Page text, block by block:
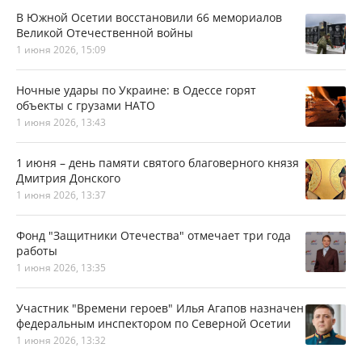
В Южной Осетии восстановили 66 мемориалов
Великой Отечественной войны
1 июня 2026, 15:09
Ночные удары по Украине: в Одессе горят
объекты с грузами НАТО
1 июня 2026, 13:43
1 июня – день памяти святого благоверного князя
Дмитрия Донского
1 июня 2026, 13:37
Фонд "Защитники Отечества" отмечает три года
работы
1 июня 2026, 13:35
Участник "Времени героев" Илья Агапов назначен
федеральным инспектором по Северной Осетии
1 июня 2026, 13:32